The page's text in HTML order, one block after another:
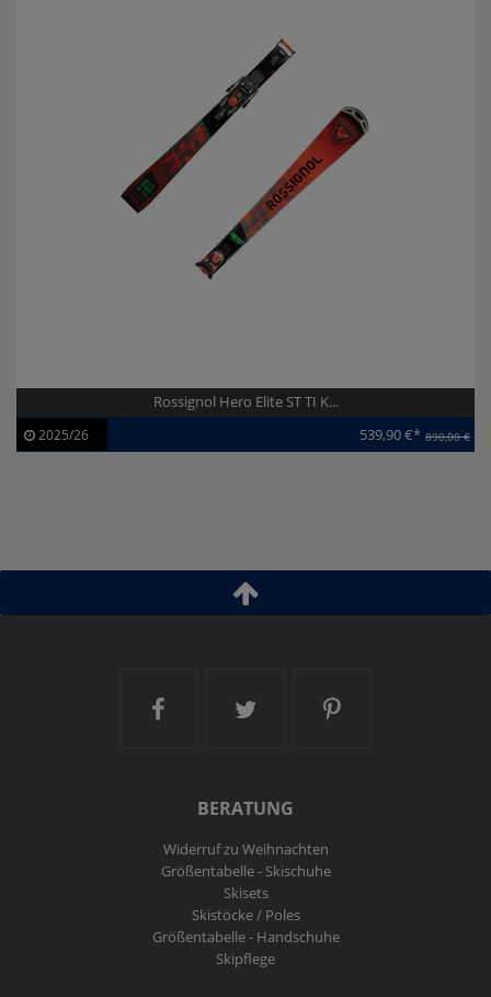
Rossignol Hero Elite ST TI K...
Artikel-ID:
113947
2025/26 539,90 €* 890,00 €
Ski and More auf Facebook
Ski and More auf
Ski and More
BERATUNG
Widerruf zu Weihnachten
Größentabelle - Skischuhe
Skisets
Skistöcke / Poles
Größentabelle - Handschuhe
Skipflege